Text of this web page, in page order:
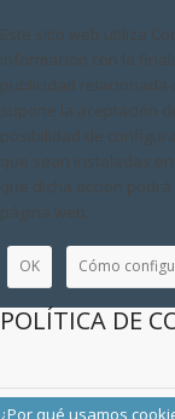
Este sitio web utiliza
información con la
publicidad relacionada
supone la aceptación
posibilidad de
que sean instaladas
que dicha acción
página web.
OK Cómo
POLÍTICA DE